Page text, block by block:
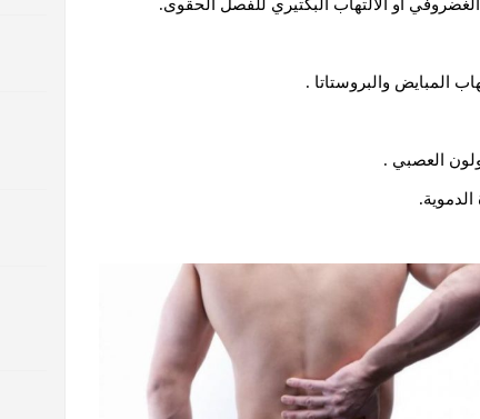
أو الالتهاب البكتيري للفصل الحقوى.
المبايض والبروستاتا .
العصبي .